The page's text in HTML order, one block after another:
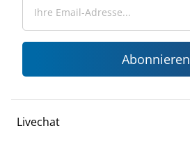
Abonnieren
Livechat